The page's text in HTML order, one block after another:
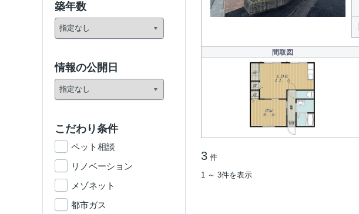
間取図
3 件
1 ～ 3件を表示
築年数
情報の公開日
こだわり条件
ペット相談
リノベーション
メゾネット
都市ガス